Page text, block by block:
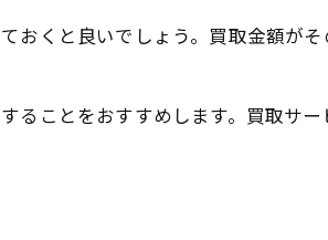
おくと良いでしょう。買取金額がそ
ることをおすすめします。買取サー